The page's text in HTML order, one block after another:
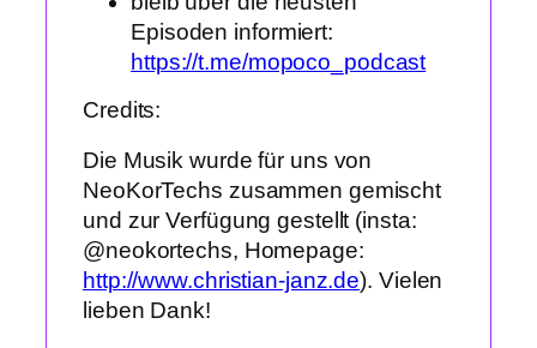
Episoden informiert:
https://t.me/mopoco_podcast
Credits:
Die Musik wurde für uns von
NeoKorTechs zusammen gemischt
und zur Verfügung gestellt (insta:
@neokortechs, Homepage:
http://www.christian-janz.de). Vielen
lieben Dank!